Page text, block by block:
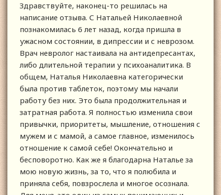
Здравствуйте, наконец-то решилась на
написание отзыва. С Натальей Николаевной
познакомилась 6 лет назад, когда пришла в
ужасном состоянии, в дипрессии и с неврозом.
Врач невролог настаивала на антидепресантах,
либо длительной терапии у психоаналитика. В
общем, Наталья Николаевна категорически
была против таблеток, поэтому мы начали
работу без них. Это была продолжительная и
затратная работа. Я полностью изменила свои
привычки, приоритеты, мышление, отношения с
мужем и с мамой, а самое главное, изменилось
отношение к самой себе! Окончательно и
бесповоротно. Как же я благодарна Наталье за
мою новую жизнь, за то, что я полюбила и
приняла себя, повзрослела и многое осознала.